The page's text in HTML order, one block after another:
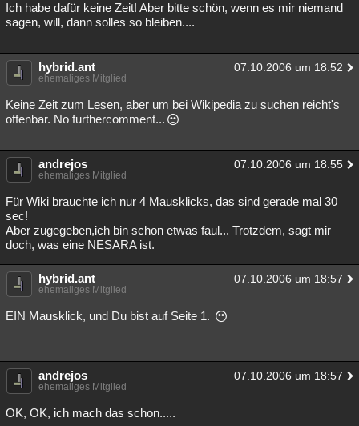
Ich habe dafür keine Zeit! Aber bitte schön, wenn es mir niemand
sagen, will, dann solles so bleiben....
hybrid.ant 07.10.2006 um 18:52
ehemaliges Mitglied
Keine Zeit zum Lesen, aber um bei Wikipedia zu suchen reicht's
offenbar. No furthercomment...
andrejos 07.10.2006 um 18:55
ehemaliges Mitglied
Für Wiki brauchte ich nur 4 Mausklicks, das sind gerade mal 30
sec!
Aber zugegeben,ich bin schon etwas faul... Trotzdem, sagt mir
doch, was eine NESARA ist.
hybrid.ant 07.10.2006 um 18:57
ehemaliges Mitglied
EIN Mausklick, und Du bist auf Seite 1.
andrejos 07.10.2006 um 18:57
ehemaliges Mitglied
OK, OK, ich mach das schon.....